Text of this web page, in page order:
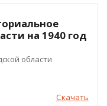
на 1940 год
области
Скачать